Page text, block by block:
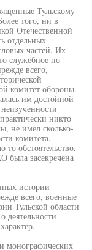
Тульскому
того, ни в
Отечественной
отдельных
частей. Их
служебное по
всего,
комитет обороны.
им достойной
никто
не имел сколько-
комитета.
обстоятельство,
была засекречена
истории
всего, военные
Тульской области
деятельности
монографических